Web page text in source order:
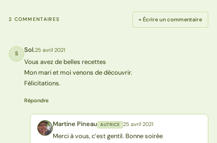
2 COMMENTAIRES + Écrire un commentaire
S Sol.25 avril 2021
Vous avez de belles recettes
Mon mari et moi venons de découvrir.
Félicitations.
Répondre
MP Martine Pineau AUTRICE 25 avril 2021
Merci à vous, c’est gentil. Bonne soirée